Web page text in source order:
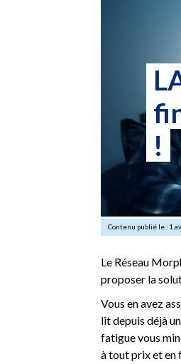
!
Contenu publié le : 1
Le Réseau
proposer la
Vous en avez
lit depuis déjà
fatigue vous
à tout prix et en